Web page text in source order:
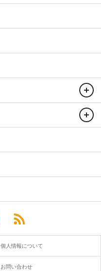
個人情報について
お問い合わせ